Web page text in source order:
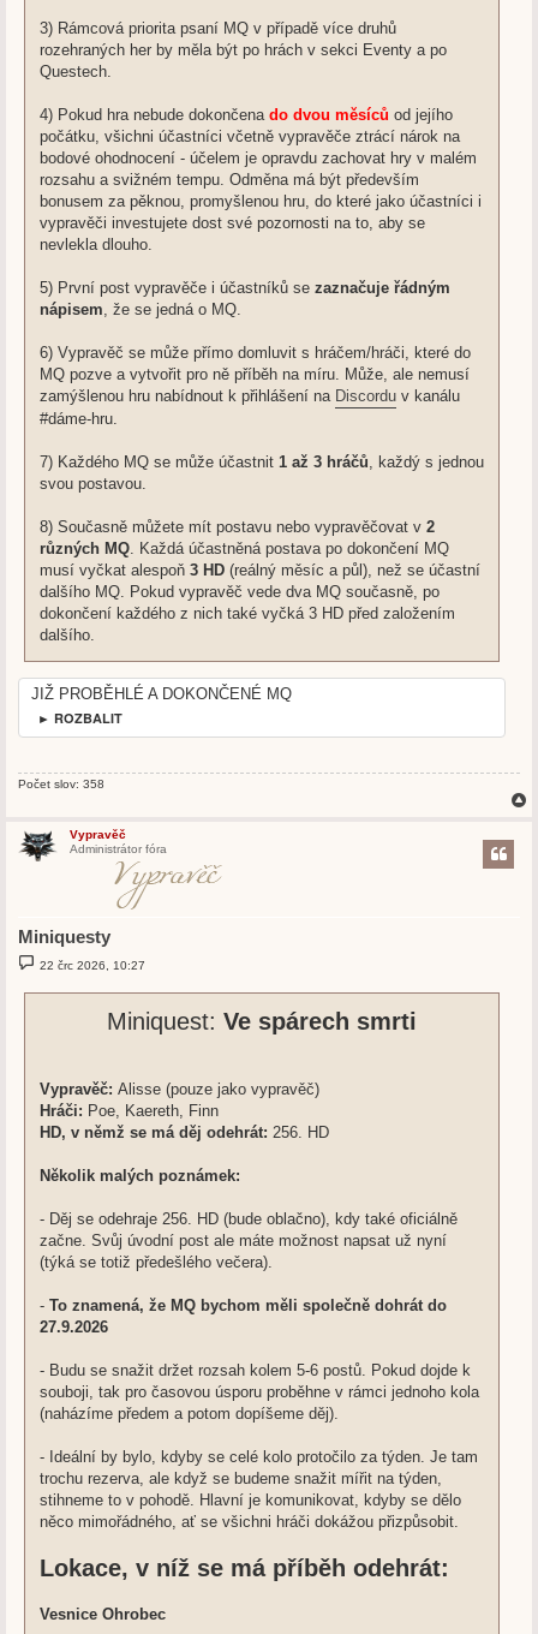
3) Rámcová priorita psaní MQ v případě více druhů
rozehraných her by měla být po hrách v sekci Eventy a po
Questech.
4) Pokud hra nebude dokončena do dvou měsíců od jejího
počátku, všichni účastníci včetně vypravěče ztrácí nárok na
bodové ohodnocení - účelem je opravdu zachovat hry v malém
rozsahu a svižném tempu. Odměna má být především
bonusem za pěknou, promyšlenou hru, do které jako účastníci i
vypravěči investujete dost své pozornosti na to, aby se
nevlekla dlouho.
5) První post vypravěče i účastníků se zaznačuje řádným
nápisem , že se jedná o MQ.
6) Vypravěč se může přímo domluvit s hráčem/hráči, které do
MQ pozve a vytvořit pro ně příběh na míru. Může, ale nemusí
zamýšlenou hru nabídnout k přihlášení na Discordu v kanálu
#dáme-hru.
7) Každého MQ se může účastnit 1 až 3 hráčů , každý s jednou
svou postavou.
8) Současně můžete mít postavu nebo vypravěčovat v 2
různých MQ . Každá účastněná postava po dokončení MQ
musí vyčkat alespoň 3 HD (reálný měsíc a půl), než se účastní
dalšího MQ. Pokud vypravěč vede dva MQ současně, po
dokončení každého z nich také vyčká 3 HD před založením
dalšího.
JIŽ PROBĚHLÉ A DOKONČENÉ MQ
► ROZBALIT
Počet slov: 358
Vypravěč
Administrátor fóra
Miniquesty
P22 črc 2026, 10:27
Miniquest: Ve spárech smrti
Vypravěč: Alisse (pouze jako vypravěč)
Hráči: Poe, Kaereth, Finn
HD, v němž se má děj odehrát: 256. HD
Několik malých poznámek:
- Děj se odehraje 256. HD (bude oblačno), kdy také oficiálně
začne. Svůj úvodní post ale máte možnost napsat už nyní
(týká se totiž předešlého večera).
- To znamená, že MQ bychom měli společně dohrát do
27.9.2026
- Budu se snažit držet rozsah kolem 5-6 postů. Pokud dojde k
souboji, tak pro časovou úsporu proběhne v rámci jednoho kola
(naházíme předem a potom dopíšeme děj).
- Ideální by bylo, kdyby se celé kolo protočilo za týden. Je tam
trochu rezerva, ale když se budeme snažit mířit na týden,
stihneme to v pohodě. Hlavní je komunikovat, kdyby se dělo
něco mimořádného, ať se všichni hráči dokážou přizpůsobit.
Lokace, v níž se má příběh odehrát:
Vesnice Ohrobec